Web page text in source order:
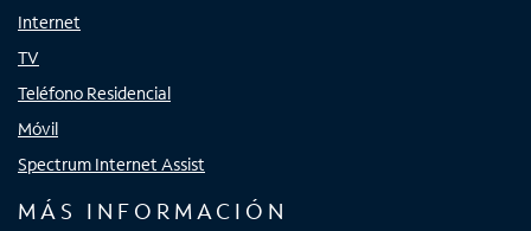
Internet
TV
Teléfono Residencial
Móvil
Spectrum Internet Assist
MÁS INFORMACIÓN